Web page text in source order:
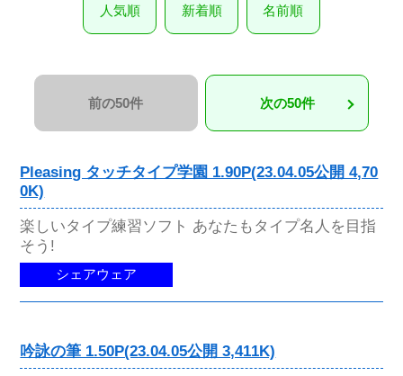
人気順 新着順 名前順
前の50件 次の50件
Pleasing タッチタイプ学園 1.90P(23.04.05公開 4,70
0K)
楽しいタイプ練習ソフト あなたもタイプ名人を目指
そう!
シェアウェア
吟詠の筆 1.50P(23.04.05公開 3,411K)